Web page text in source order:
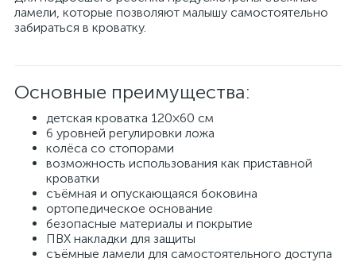
ламели, которые позволяют малышу самостоятельно
забираться в кроватку.
Основные преимущества:
детская кроватка 120×60 см
6 уровней регулировки ложа
колёса со стопорами
возможность использования как приставной
кроватки
съёмная и опускающаяся боковина
ортопедическое основание
безопасные материалы и покрытие
ПВХ накладки для защиты
съёмные ламели для самостоятельного доступа